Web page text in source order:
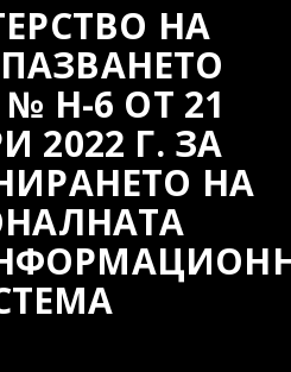
НА
Н-6 ОТ 21
2022 Г. ЗА
НА